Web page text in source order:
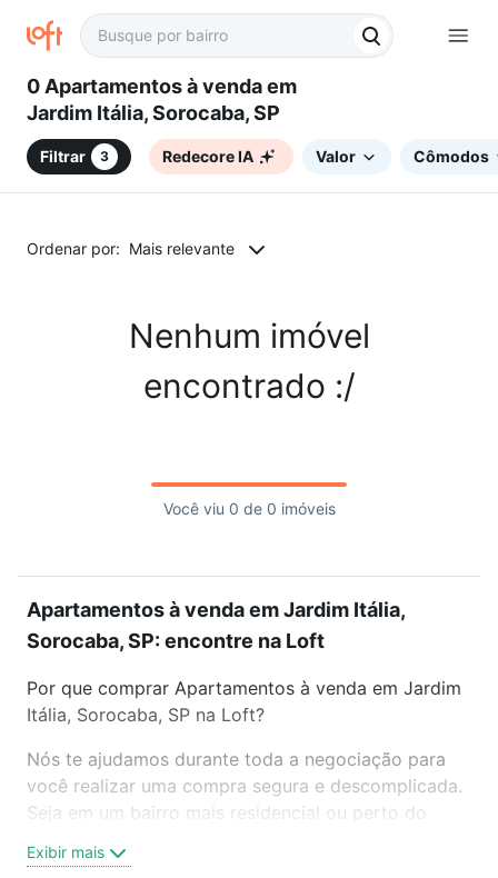
0 Apartamentos à venda em
Jardim Itália, Sorocaba, SP
Filtrar 3 Redecore IA Valor Cômodos
Ordenar por: Mais relevante
Nenhum imóvel
encontrado :/
Você viu 0 de 0 imóveis
Apartamentos à venda em Jardim Itália,
Sorocaba, SP: encontre na Loft
Por que comprar Apartamentos à venda em Jardim
Itália, Sorocaba, SP na Loft?
Nós te ajudamos durante toda a negociação para
você realizar uma compra segura e descomplicada.
Seja em um bairro mais residencial ou perto do
oferta ideal de Apartamentos à venda em Jardim
Exibir mais